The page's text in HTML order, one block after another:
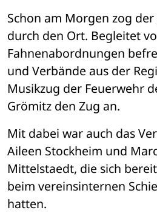
Schon am Morgen zog
durch den Ort. Begleitet
Fahnenabordnungen
und Verbände aus der
Musikzug der Feuerwehr
Grömitz den Zug an.
Mit dabei war auch das
Aileen Stockheim und
Mittelstaedt, die sich
beim vereinsinternen
hatten.